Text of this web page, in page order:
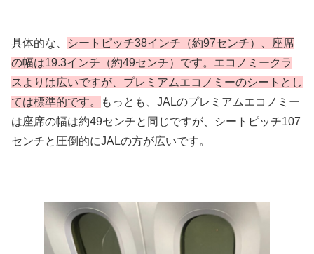
具体的な、
シートピッチ38インチ（約97センチ）、座席
の幅は19.3インチ（約49センチ）です。エコノミークラ
スよりは広いですが、プレミアムエコノミーのシートとし
ては標準的です。
もっとも、JALのプレミアムエコノミー
は座席の幅は約49センチと同じですが、シートピッチ107
センチと圧倒的にJALの方が広いです。